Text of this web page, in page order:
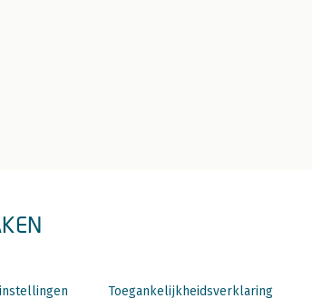
Toegankelijkheidsverklaring